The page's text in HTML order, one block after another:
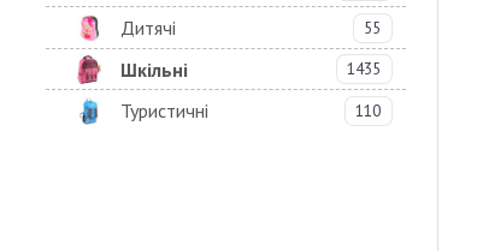
Дитячі 55
Шкільні 1435
Туристичні 110